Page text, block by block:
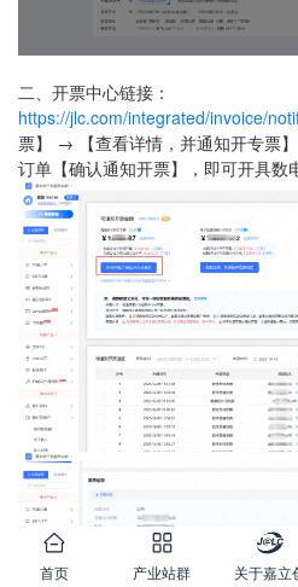
二、开票中心链接：
https://jlc.com/integrated/invoice/
票】 → 【查看详情，并通知开专票
订单【确认通知开票】，即可开具数
首页 产业站群 关于嘉立